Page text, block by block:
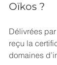
Oïkos ?
Délivrées
reçu la
domaines